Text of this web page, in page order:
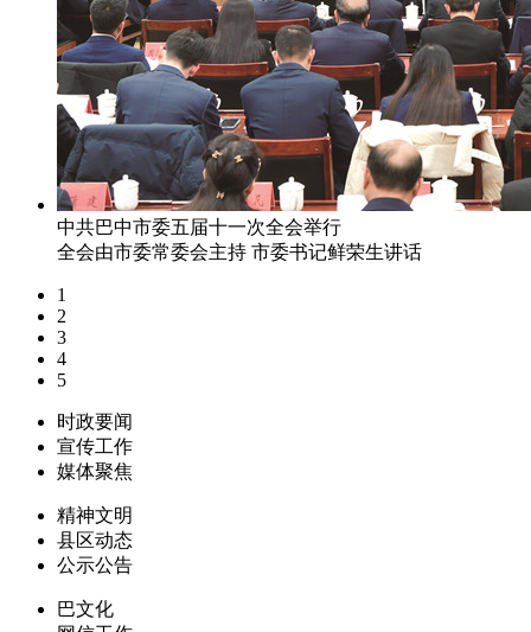
中共巴中市委五届十一次全会举行
全会由市委常委会主持 市委书记鲜荣生讲话
1
2
3
4
5
时政要闻
宣传工作
媒体聚焦
精神文明
县区动态
公示公告
巴文化